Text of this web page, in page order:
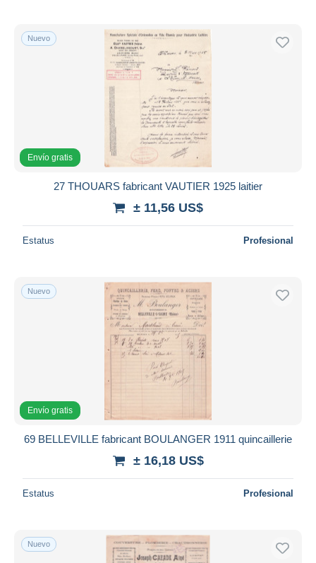
Nuevo
Envío gratis
27 THOUARS fabricant VAUTIER 1925 laitier
± 11,56 US$
Estatus Profesional
Nuevo
Envío gratis
69 BELLEVILLE fabricant BOULANGER 1911 quincaillerie
± 16,18 US$
Estatus Profesional
Nuevo